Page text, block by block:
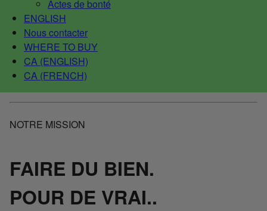
Actes de bonté
ENGLISH
Nous contacter
WHERE TO BUY
CA (ENGLISH)
CA (FRENCH)
NOTRE MISSION
FAIRE DU BIEN.
POUR DE VRAI..